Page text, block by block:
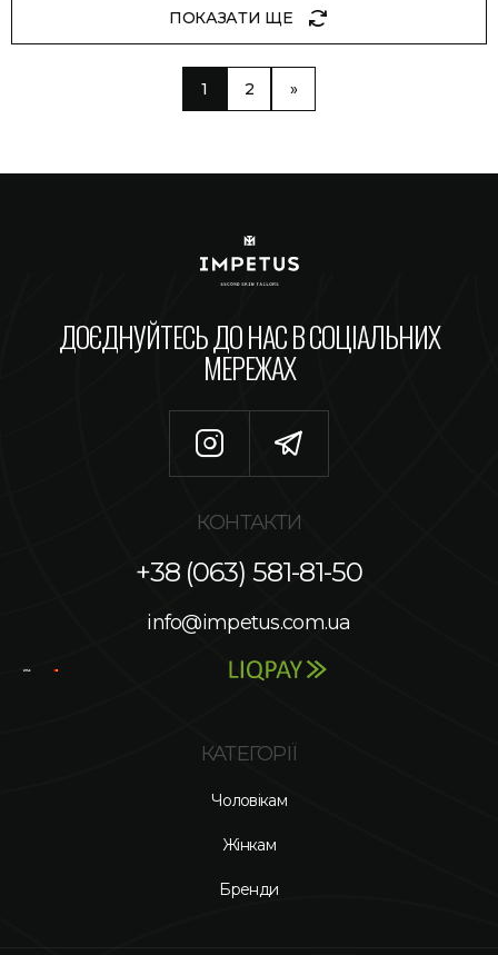
ПОКАЗАТИ ЩЕ
1 2 »
ДОЄДНУЙТЕСЬ ДО НАС В СОЦІАЛЬНИХ
МЕРЕЖАХ
КОНТАКТИ
+38 (063) 581-81-50
info@impetus.com.ua
КАТЕГОРІЇ
Чоловікам
Жінкам
Бренди